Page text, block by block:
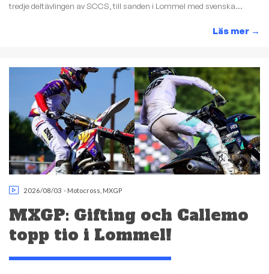
tredje deltävlingen av SCCS, till sanden i Lommel med svenska...
Läs mer →
2026/08/03 - Motocross MXGP
MXGP: Gifting och Callemo
topp tio i Lommel!